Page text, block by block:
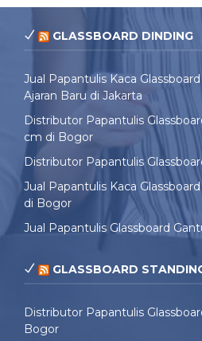
GLASSBOARD DINDING
Jual Papantulis Kaca
Ajaran Baru di Jakarta
Distributor Papantulis
cm di Bogor
Distributor Papantulis
Jual Papantulis Kaca
di Bogor
Jual Papantulis Glassboard
GLASSBOARD
Distributor Papantulis
Bogor